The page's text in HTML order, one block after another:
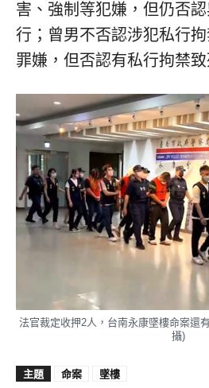
害、強制等犯嫌，但仍否
行；曾男不否認涉犯私行
罪嫌，但否認有私行拘禁致
法官裁定收押2人，台南永康墜樓命案還
攝)
主題 命案 墜樓